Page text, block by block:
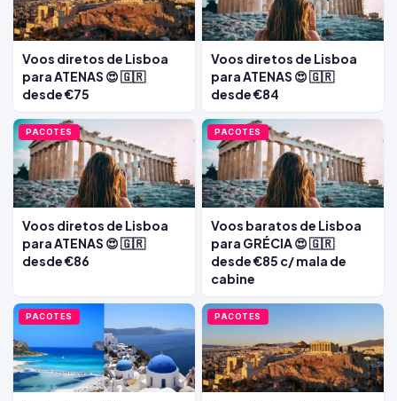
Voos diretos de Lisboa
para ATENAS 😍 🇬🇷
desde €75
Voos diretos de Lisboa
para ATENAS 😍 🇬🇷
desde €84
PACOTES
Voos diretos de Lisboa
para ATENAS 😍 🇬🇷
desde €86
PACOTES
Voos baratos de Lisboa
para GRÉCIA 😍 🇬🇷
desde €85 c/ mala de
cabine
PACOTES PACOTES